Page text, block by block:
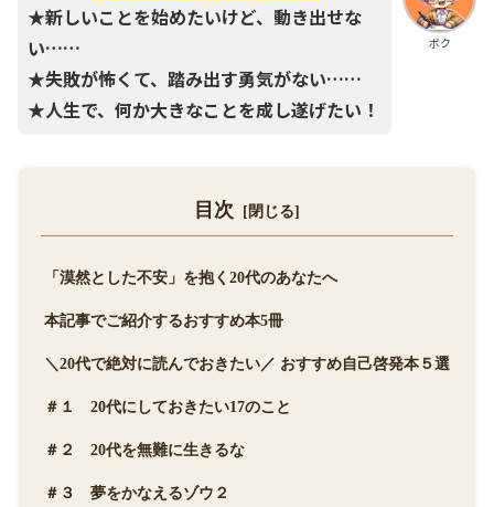
ボク
★新しいことを始めたいけど、動き出せな
い……
★失敗が怖くて、踏み出す勇気がない……
★人生で、何か大きなことを成し遂げたい！
目次
「漠然とした不安」を抱く20代のあなたへ
本記事でご紹介するおすすめ本5冊
＼20代で絶対に読んでおきたい／ おすすめ自己啓発本５選
＃１ 20代にしておきたい17のこと
＃２ 20代を無難に生きるな
＃３ 夢をかなえるゾウ２